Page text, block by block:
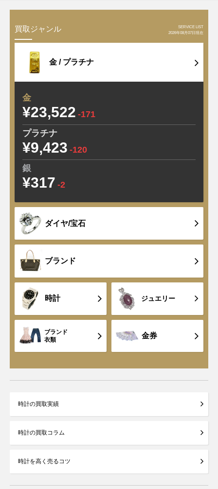
買取ジャンル
SERVICE LIST
2026年08月07日現在
金 / プラチナ
金
¥23,522 -171
プラチナ
¥9,423 -120
銀
¥317 -2
ダイヤ/宝石
ブランド
時計 ジュエリー
ブランド
衣類
金券
時計の買取実績
時計の買取コラム
時計を高く売るコツ